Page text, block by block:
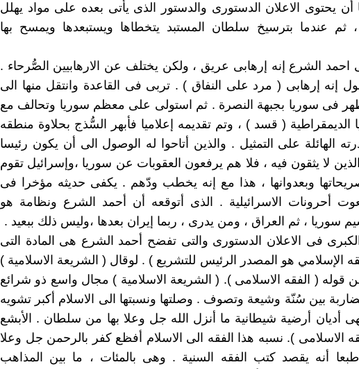
أن يحتوى الاعلان الدستورى والدستور الذى يأتى بعده على مواد يهلل
ثم عندما بترسيخ سلطان المستبد يتخطاها ويستبعدها ويمسح بها
احمد الشرع إنه إرهابى عريق ، ولكن يختلف عن الارهابيين الصُّرحاء .
إنه إرهابى ( مرد على النفاق ) . تربى فى القاعدة وانتقل منها الى
فى سوريا بجبهة النصرة . ثم استولى على معظم سوريا وتحالف مع
( قسد ) ، وتم تقديمه إعلاميا فأبهر السُّذج بحلاوة منطقه
الهائلة على التمثيل . والذين أتاحوا له الوصول الى أن يكون رئيسا
لا يثقون فيه ، فلا هم يرفعون العقوبات عن سوريا ،وإسرائيل تقوم
وبعدوانها ، هذا مع إنه يخطب ودّهم . يكفى حديثه مؤخرا فى
أحرونات الاسرائيلية . الذى أتوقعه أن أحمد الشرع ونظامة هو
سوريا ، ثم العراق ، ومن يدرى ، ربما إيران بعدها ،وليس ذلك ببعيد .
الكبرى فى الاعلان الدستورى والتى تفضح أحمد الشرع هى المادة التى
الإسلامي هو المصدر الرئيس للتشريع ) . لوقال ( الشريعة الاسلامية )
قوله ( الفقه الاسلامى ). ( الشريعة الاسلامية ) مجال واسع ذو شرائع
بين سُنّة وشيعة وتصوف . وصلتها ونسبتها الى الاسلام أكبر تشويه
أديان أرضية شيطانية ما أنزل الله جل وعلا بها من سلطان . الأبشع
الاسلامى ). نسبه هذا الفقه الى الاسلام أفظع كفر بالرحمن جل وعلا
أنه يقصد كتب الفقه السنية . وهى بالمئات ، ما بين المذاهب